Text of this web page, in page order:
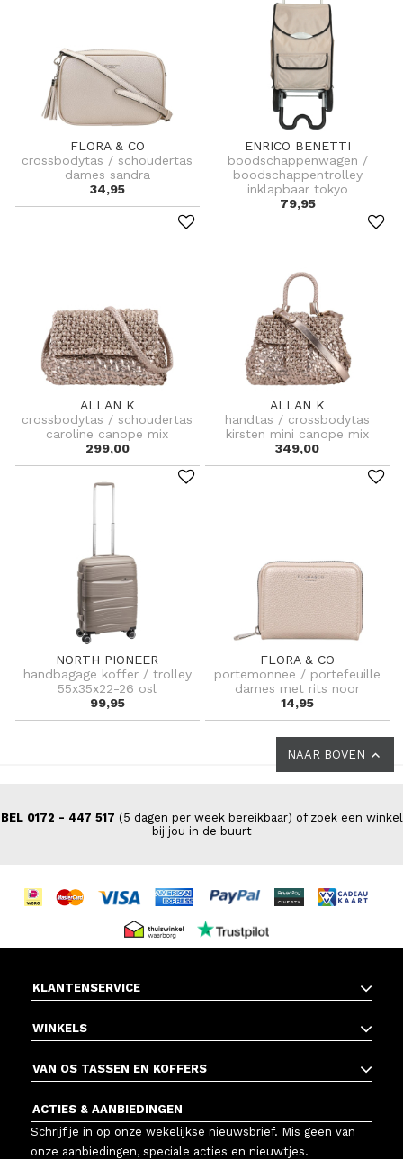
FLORA & CO
crossbodytas / schoudertas
dames sandra
34,95
ENRICO BENETTI
boodschappenwagen /
boodschappentrolley
inklapbaar tokyo
79,95
ALLAN K
crossbodytas / schoudertas
caroline canope mix
299,00
ALLAN K
handtas / crossbodytas
kirsten mini canope mix
349,00
NORTH PIONEER
handbagage koffer / trolley
55x35x22-26 osl
99,95
FLORA & CO
portemonnee / portefeuille
dames met rits noor
14,95
NAAR BOVEN
BEL 0172 - 447 517 (5 dagen per week bereikbaar) of zoek een winkel
bij jou in de buurt
KLANTENSERVICE
WINKELS
VAN OS TASSEN EN KOFFERS
ACTIES & AANBIEDINGEN
Schrijf je in op onze wekelijkse nieuwsbrief. Mis geen van
onze aanbiedingen, speciale acties en nieuwtjes.